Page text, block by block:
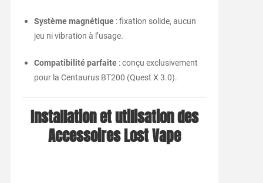
Système magnétique: fixation solide, aucun
jeu ni vibration à l’usage.
Compatibilité parfaite: conçu exclusivement
pour la Centaurus BT200 (Quest X 3.0).
Installation et utilisation des
Accessoires Lost Vape